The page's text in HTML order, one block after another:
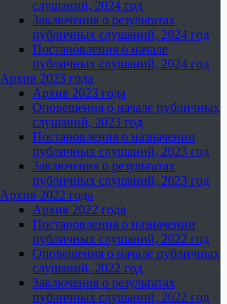
слушаний, 2024 год
Заключения о результатах
публичных слушаний, 2024 год
Постановления о начале
публичных слушаний, 2024 год
Архив 2023 года
Архив 2023 года
Оповещения о начале публичных
слушаний, 2023 год
Постановления о назначении
публичных слушаний, 2023 год
Заключения о результатах
публичных слушаний, 2023 год
Архив 2022 года
Архив 2022 года
Постановления о назначении
публичных слушаний, 2022 год
Оповещения о начале публичных
слушаний, 2022 год
Заключения о результатах
публичных слушаний, 2022 год